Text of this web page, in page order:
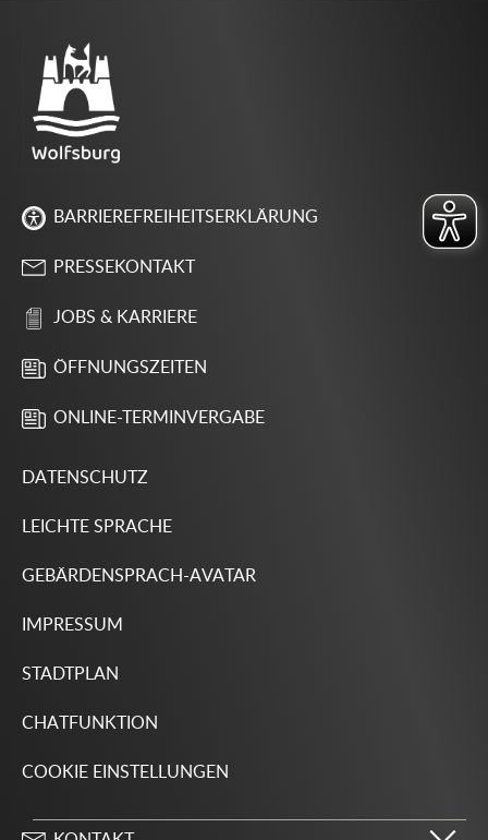
BARRIEREFREIHEITSERKLÄRUNG
PRESSEKONTAKT
JOBS & KARRIERE
ÖFFNUNGSZEITEN
ONLINE-TERMINVERGABE
DATENSCHUTZ
LEICHTE SPRACHE
GEBÄRDENSPRACH-AVATAR
IMPRESSUM
STADTPLAN
CHATFUNKTION
COOKIE EINSTELLUNGEN